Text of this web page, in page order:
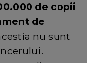
de copii
de
nu sunt